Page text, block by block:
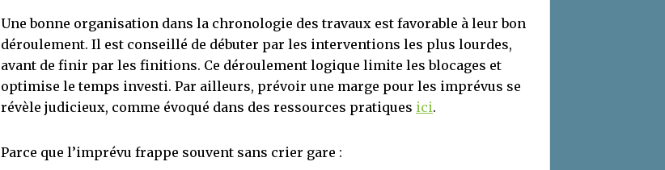
Une bonne organisation dans la chronologie des travaux est favorable à leur bon
déroulement. Il est conseillé de débuter par les interventions les plus lourdes,
avant de finir par les finitions. Ce déroulement logique limite les blocages et
optimise le temps investi. Par ailleurs, prévoir une marge pour les imprévus se
révèle judicieux, comme évoqué dans des ressources pratiques ici.
Parce que l’imprévu frappe souvent sans crier gare :